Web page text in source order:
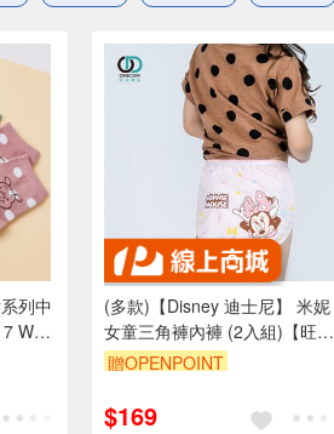
列中
WP-
(多款)【Disney 迪士尼】 米妮
女童三角褲內褲 (2入組)【旺達
棉品】MN-CG005
贈OPENPOINT
$169